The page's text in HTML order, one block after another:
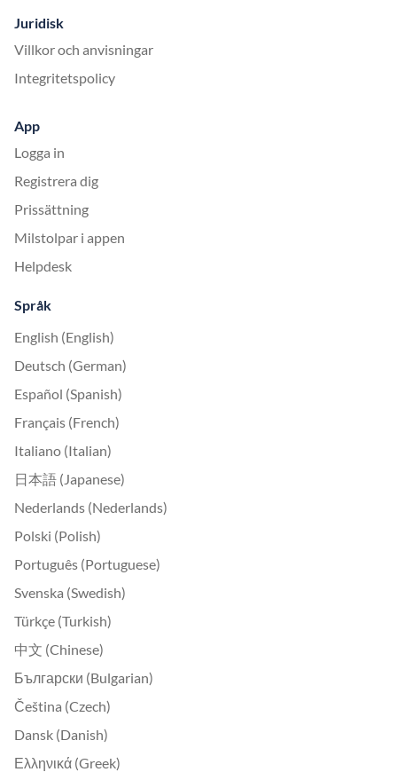
Juridisk
Villkor och anvisningar
Integritetspolicy
App
Logga in
Registrera dig
Prissättning
Milstolpar i appen
Helpdesk
Språk
English (English)
Deutsch (German)
Español (Spanish)
Français (French)
Italiano (Italian)
日本語 (Japanese)
Nederlands (Nederlands)
Polski (Polish)
Português (Portuguese)
Svenska (Swedish)
Türkçe (Turkish)
中文 (Chinese)
Български (Bulgarian)
Čeština (Czech)
Dansk (Danish)
Ελληνικά (Greek)